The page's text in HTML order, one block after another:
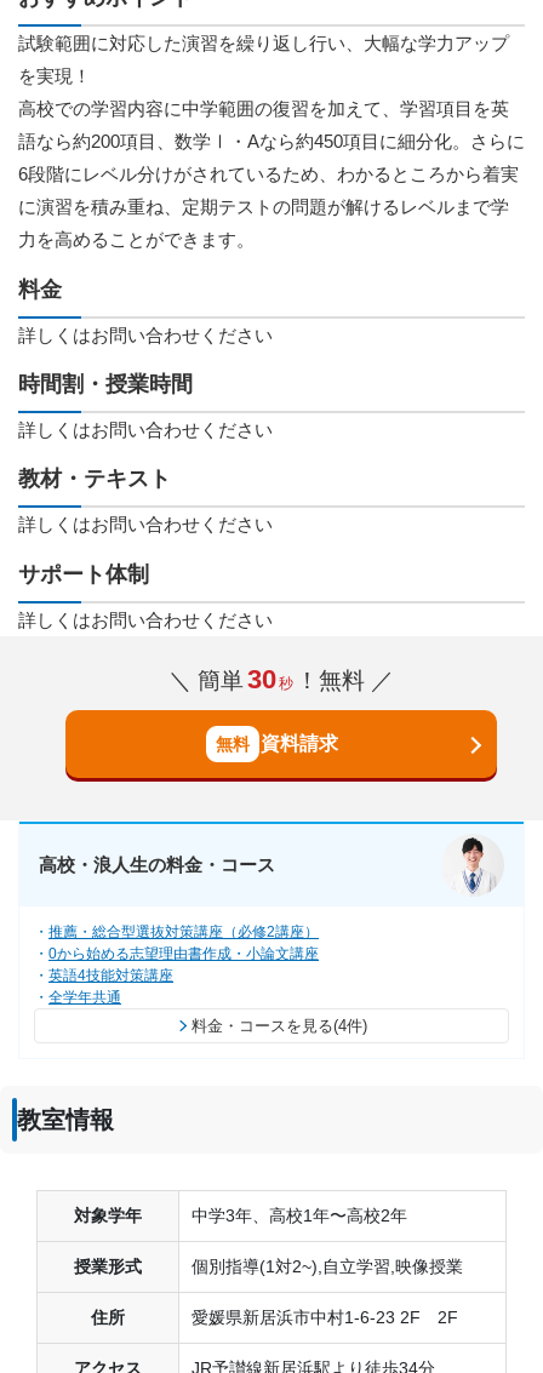
試験範囲に対応した演習を繰り返し行い、大幅な学力アップ
を実現！
高校での学習内容に中学範囲の復習を加えて、学習項目を英
語なら約200項目、数学Ⅰ・Aなら約450項目に細分化。さらに
6段階にレベル分けがされているため、わかるところから着実
に演習を積み重ね、定期テストの問題が解けるレベルまで学
力を高めることができます。
料金
詳しくはお問い合わせください
時間割・授業時間
詳しくはお問い合わせください
教材・テキスト
詳しくはお問い合わせください
サポート体制
詳しくはお問い合わせください
＼ 簡単30秒 ！無料 ／
資料請求
高校・浪人生の料金・コース
推薦・総合型選抜対策講座（必修2講座）
0から始める志望理由書作成・小論文講座
英語4技能対策講座
全学年共通
料金・コースを見る(4件)
教室情報
対象学年 中学3年、高校1年〜高校2年
授業形式 個別指導(1対2~),自立学習,映像授業
住所 愛媛県新居浜市中村1-6-23 2F 2F
アクセス JR予讃線新居浜駅より徒歩34分